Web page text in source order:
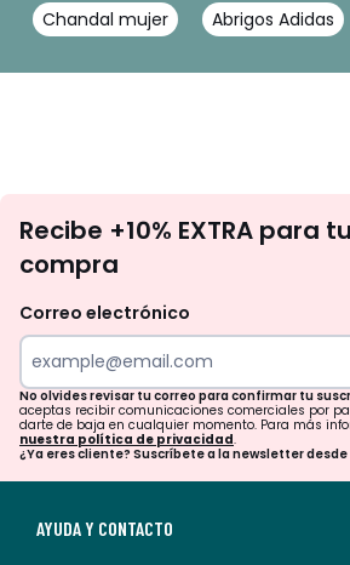
Chandal mujer Abrigos Adidas
te
tu
para
tu
Recibe +10% EXTRA para
compra
Correo electrónico
No olvides revisar tu correo para confirmar tu
aceptas recibir comunicaciones comerciales por
darte de baja en cualquier momento. Para más
nuestra política de privacidad.
¿Ya eres cliente? Suscríbete a la newsletter
AYUDA Y CONTACTO